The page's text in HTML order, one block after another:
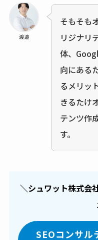
渡邉
そもそも
リジナリ
体、
向にある
るメリッ
きるたけ
テンツ作
す。
＼シュワット株式会
SEOコンサル